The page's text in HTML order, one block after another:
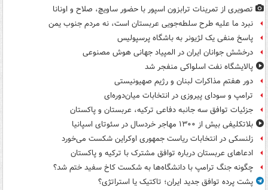
تصویری از تمرینات ترابزون اسپور با حضور ساویچ، صلاح و اونانا
نبرد ما علیه طرح سلطه‌جویی عربستان است، نه مردم جنوب یمن
پاسخ منفی یک لژیونر به باشگاه پرسپولیس
درخشش جوانان ایران در المپیاد جهانی هوش مصنوعی
پالایشگاه نفت اسلواکی منفجر شد
دور هفتم مذاکرات لبنان و رژیم صهیونیستی
ترامپ و سودای پیروزی در انتخابات میان‌دوره‌ای
جزئیات توافق سه جانبه دفاعی ترکیه، عربستان و پاکستان
بلاتکلیفی بیش از ۱۳۰۰ مهاجر خردسال در سئوتای اسپانیا
زلنسکی در انتخابات ریاست جمهوری اوکراین شکست می‌خورد
ادعاهای عربستان درباره توافق مشترک با ترکیه و پاکستان
چگونه جنگ ترامپ با دانشگاه‌ها به شکست کاخ سفید ختم شد؟
پشت پرده توافق جدید ایران؛ تاکتیک یا استراتژی؟